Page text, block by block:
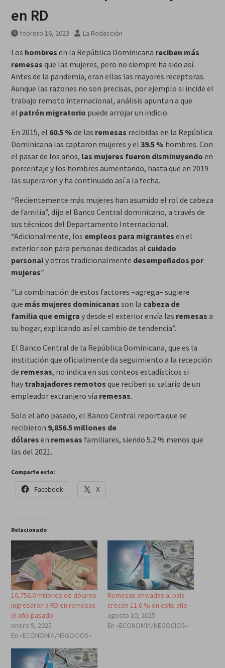
Green Room
en RD
febrero 16, 2023 La Redacción
Los hombres en la República Dominicana reciben más
remesas que las mujeres, pero no siempre ha sido así.
Antes de la pandemia, eran ellas las mayores receptoras.
Aunque las razones no son precisas, por ejemplo si incide el
trabajo remoto internacional, análisis apuntan a que
el patrón migratorio puede arrojar un indicio.
En 2015, el 60.5 % de las remesas recibidas en la República
Dominicana las captaron mujeres y el 39.5 % hombres. Con
el pasar de los años, las mujeres fueron disminuyendo en
porcentaje y los hombres aumentando, hasta que en 2019
las superaron y ha continuado así a la fecha.
“Recientemente más mujeres han asumido el rol de cabeza
de familia”, dijo el Banco Central dominicano, a través de
sus técnicos del Departamento Internacional.
“Adicionalmente, los empleos para migrantes en el
exterior son para personas dedicadas al cuidado
personaly otros tradicionalmente desempeñados por
mujeres”.
“La combinación de estos factores –agrega– sugiere
que más mujeres dominicanas son la cabeza de
familia que emigra y desde el exterior envía las remesas a
su hogar, explicando así el cambio de tendencia”.
El Banco Central de la República Dominicana, que es la
institución que oficialmente da seguimiento a la recepción
de remesas, no indica en sus conteos estadísticos si
hay trabajadores remotos que reciben su salario de un
empleador extranjero vía remesas.
Solo el año pasado, el Banco Central reporta que se
recibieron 9,856.5 millones de
dólares en remesas familiares, siendo 5.2 % menos que
las del 2021.
Comparte esto:
Facebook X
Relacionado
10,756.0 millones de dólares
ingresaron a RD en remesas
el año pasado
enero 9, 2025
En «ECONOMIA/NEGOCIOS»
Remesas enviadas al país
crecen 11.6 % en este año
agosto 10, 2025
En «ECONOMIA/NEGOCIOS»